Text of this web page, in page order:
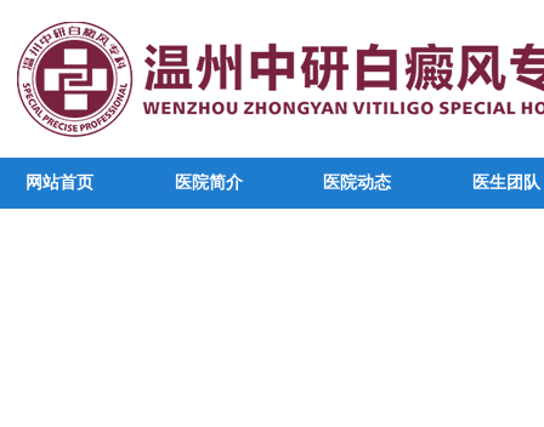
网站首页 医院简介 医院动态 医生团队